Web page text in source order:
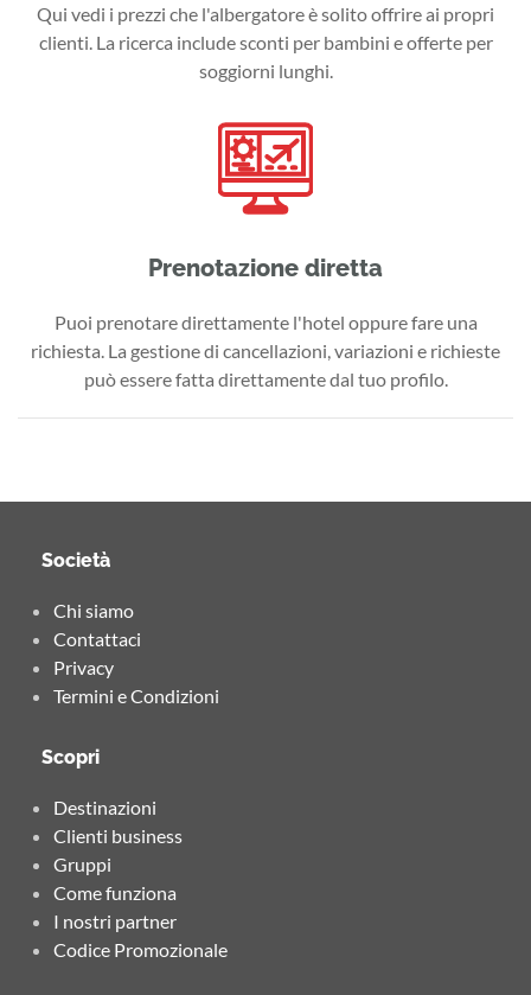
Qui vedi i prezzi che l'albergatore è solito offrire ai propri
clienti. La ricerca include sconti per bambini e offerte per
soggiorni lunghi.
Prenotazione diretta
Puoi prenotare direttamente l'hotel oppure fare una
richiesta. La gestione di cancellazioni, variazioni e richieste
può essere fatta direttamente dal tuo profilo.
Società
Chi siamo
Contattaci
Privacy
Termini e Condizioni
Scopri
Destinazioni
Clienti business
Gruppi
Come funziona
I nostri partner
Codice Promozionale